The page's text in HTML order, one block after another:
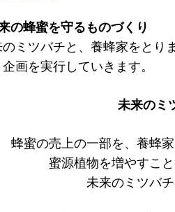
の蜂蜜を守るものづくり
ミツバチと、養蜂家をとり
画を実行していきます。
未来のミ
蜂蜜の売上の一部を、養蜂
蜜源植物を増やすこ
未来のミツバ